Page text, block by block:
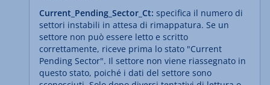
Current_Pending_Sector_Ct: specifica il numero di
settori instabili in attesa di rimappatura. Se un
settore non può essere letto e scritto
correttamente, riceve prima lo stato "Current
Pending Sector". Il settore non viene riassegnato in
questo stato, poiché i dati del settore sono